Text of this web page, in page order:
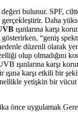
bulunur. SPF,
gerçekleştirir. Daha
ışınlarına karşı
“geniş
düzenli olarak
olup olmadığını
ışınlarına karşı
karşı etkili bir
yetişkin bir
önce uygulamak